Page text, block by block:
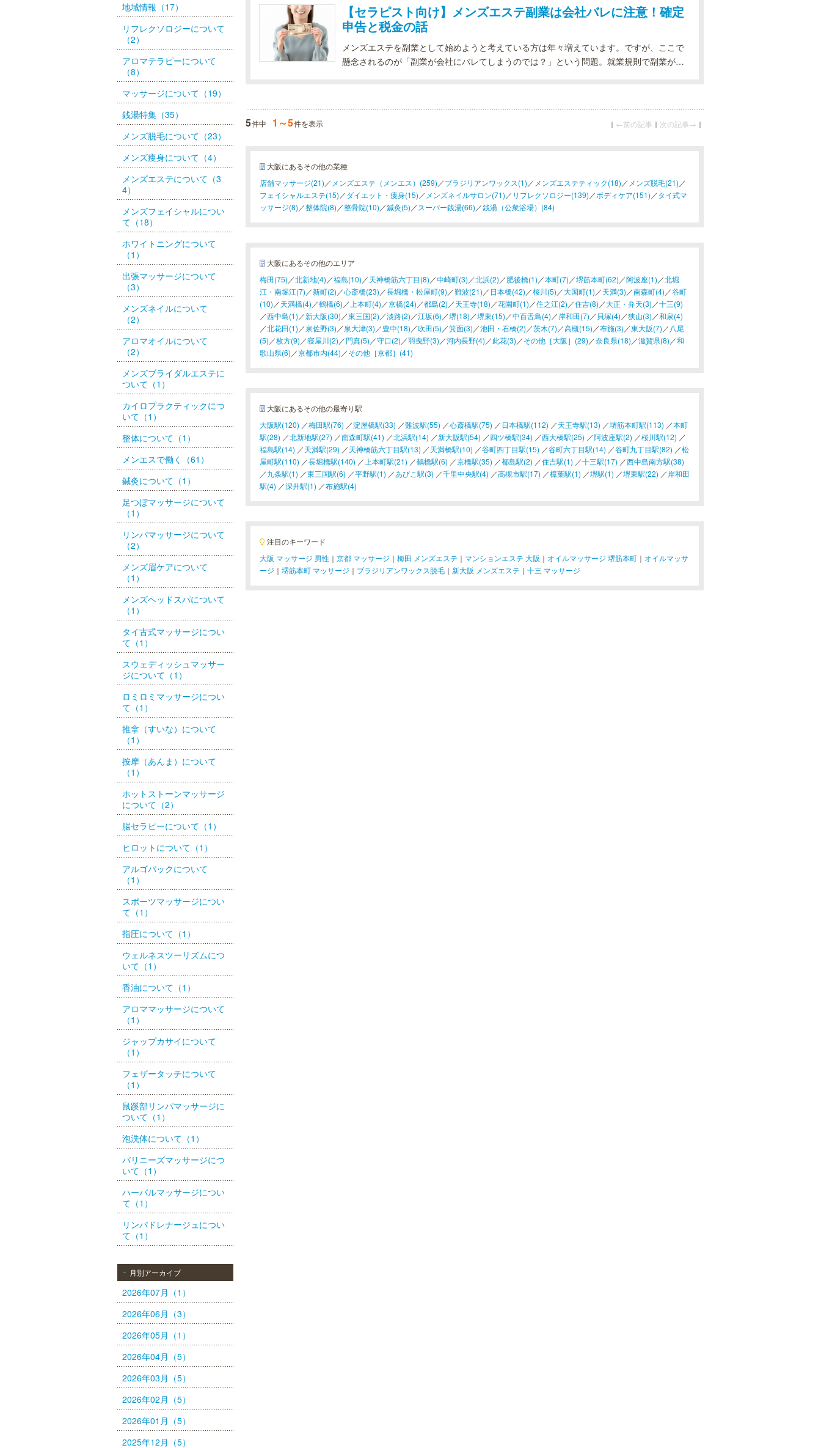
地域情報（17）
リフレクソロジーについて
（2）
アロマテラピーについて
（8）
マッサージについて（19）
銭湯特集（35）
メンズ脱毛について（23）
メンズ痩身について（4）
メンズエステについて（3
4）
メンズフェイシャルについ
て（18）
ホワイトニングについて
（1）
出張マッサージについて
（3）
メンズネイルについて
（2）
アロマオイルについて
（2）
メンズブライダルエステに
ついて（1）
カイロプラクティックにつ
いて（1）
整体について（1）
メンエスで働く（61）
鍼灸について（1）
足つぼマッサージについて
（1）
リンパマッサージについて
（2）
メンズ眉ケアについて
（1）
メンズヘッドスパについて
（1）
タイ古式マッサージについ
て（1）
スウェディッシュマッサー
ジについて（1）
ロミロミマッサージについ
て（1）
推拿（すいな）について
（1）
按摩（あんま）について
（1）
ホットストーンマッサージ
について（2）
腸セラピーについて（1）
ヒロットについて（1）
アルゴパックについて
（1）
スポーツマッサージについ
て（1）
指圧について（1）
ウェルネスツーリズムにつ
いて（1）
香油について（1）
アロママッサージについて
（1）
ジャップカサイについて
（1）
フェザータッチについて
（1）
鼠蹊部リンパマッサージに
ついて（1）
泡洗体について（1）
バリニーズマッサージにつ
いて（1）
ハーバルマッサージについ
て（1）
リンパドレナージュについ
て（1）
月別アーカイブ
2026年07月（1）
2026年06月（3）
2026年05月（1）
2026年04月（5）
2026年03月（5）
2026年02月（5）
2026年01月（5）
2025年12月（5）
【セラピスト向け】メンズエステ副業は会社バレに注意！確定
申告と税金の話
メンズエステを副業として始めようと考えている方は年々増えています。ですが、ここで
懸念されるのが「副業が会社にバレてしまうのでは？」という問題。就業規則で副業が禁
5件中 1～5件を表示 ｜ ←前の記事 ｜ 次の記事→ ｜
大阪にあるその他の業種
店舗マッサージ(21) ／ メンズエステ（メンエス）(259) ／ブラジリアンワックス(1) ／ メンズエステティック(18) ／ メンズ脱毛(21) ／
フェイシャルエステ(15) ／ダイエット・痩身(15) ／ メンズネイルサロン(71) ／ リフレクソロジー(139) ／ボディケア(151) ／タイ式マ
ッサージ(8) ／整体院(8) ／整骨院(10) ／鍼灸(5) ／ スーパー銭湯(66) ／銭湯（公衆浴場）(84)
大阪にあるその他のエリア
梅田(75) ／北新地(4) ／福島(10) ／天神橋筋六丁目(8) ／中崎町(3) ／北浜(2) ／肥後橋(1) ／本町(7) ／堺筋本町(62) ／阿波座(1) ／北堀
江・南堀江(7) ／新町(2) ／心斎橋(23) ／長堀橋・松屋町(9) ／難波(21) ／日本橋(42) ／桜川(5) ／大国町(1) ／天満(3) ／南森町(4) ／谷町
(10) ／天満橋(4) ／鶴橋(6) ／ 上本町(4) ／京橋(24) ／都島(2) ／天王寺(18) ／花園町(1) ／住之江(2) ／住吉(8) ／大正・弁天(3) ／十三(9)
／西中島(1) ／新大阪(30) ／東三国(2) ／淡路(2) ／江坂(6) ／堺(18) ／堺東(15) ／中百舌鳥(4) ／ 岸和田(7) ／ 貝塚(4) ／狭山(3) ／和泉(4)
／北花田(1) ／泉佐野(3) ／泉大津(3) ／豊中(18) ／吹田(5) ／箕面(3) ／池田・石橋(2) ／茨木(7) ／高槻(15) ／布施(3) ／東大阪(7) ／ 八尾
(5) ／枚方(9) ／寝屋川(2) ／門真(5) ／守口(2) ／羽曳野(3) ／河内長野(4) ／此花(3) ／その他［大阪］(29) ／奈良県(18) ／滋賀県(8) ／和
歌山県(6) ／京都市内(44) ／その他［京都］(41)
大阪にあるその他の最寄り駅
大阪駅(120) ／梅田駅(76) ／淀屋橋駅(33) ／難波駅(55) ／心斎橋駅(75) ／日本橋駅(112) ／天王寺駅(13) ／堺筋本町駅(113) ／本町
駅(28) ／北新地駅(27) ／南森町駅(41) ／北浜駅(14) ／新大阪駅(54) ／四ツ橋駅(34) ／西大橋駅(25) ／阿波座駅(2) ／桜川駅(12) ／
福島駅(14) ／天満駅(29) ／天神橋筋六丁目駅(13) ／天満橋駅(10) ／谷町四丁目駅(15) ／谷町六丁目駅(14) ／谷町九丁目駅(82) ／松
屋町駅(110) ／長堀橋駅(140) ／ 上本町駅(21) ／鶴橋駅(6) ／京橋駅(35) ／都島駅(2) ／住吉駅(1) ／十三駅(17) ／西中島南方駅(38)
／九条駅(1) ／東三国駅(6) ／平野駅(1) ／あびこ駅(3) ／千里中央駅(4) ／高槻市駅(17) ／樟葉駅(1) ／堺駅(1) ／堺東駅(22) ／ 岸和田
駅(4) ／深井駅(1) ／布施駅(4)
注目のキーワード
大阪 マッサージ 男性 ｜ 京都 マッサージ ｜ 梅田 メンズエステ ｜ マンションエステ 大阪 ｜ オイルマッサージ 堺筋本町 ｜ オイルマッサ
ージ ｜ 堺筋本町 マッサージ ｜ ブラジリアンワックス脱毛 ｜ 新大阪 メンズエステ ｜ 十三 マッサージ